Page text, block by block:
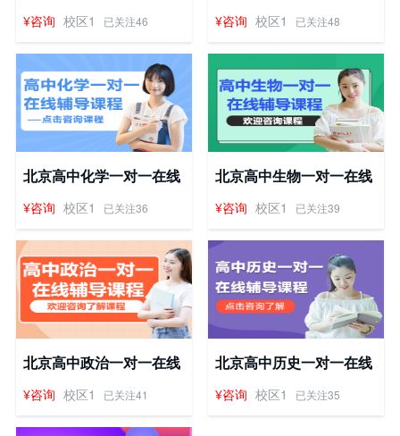
辅导课程
¥咨询 校区1 已关注46
辅导课程
¥咨询 校区1 已关注48
北京高中化学一对一在线
辅导课程
¥咨询 校区1 已关注36
北京高中生物一对一在线
辅导课程
¥咨询 校区1 已关注39
北京高中政治一对一在线
辅导课程
¥咨询 校区1 已关注41
北京高中历史一对一在线
辅导课程
¥咨询 校区1 已关注35